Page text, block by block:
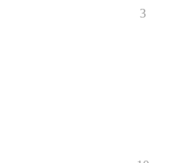
3